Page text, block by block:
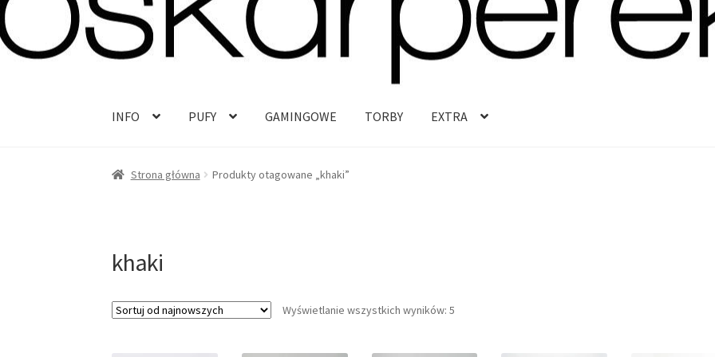
Przejdź
do
Przejdź
do
INFO PUFY GAMINGOWE TORBY EXTRA
Strona główna Produkty otagowane „khaki”
khaki
Wyświetlanie wszystkich wyników: 5